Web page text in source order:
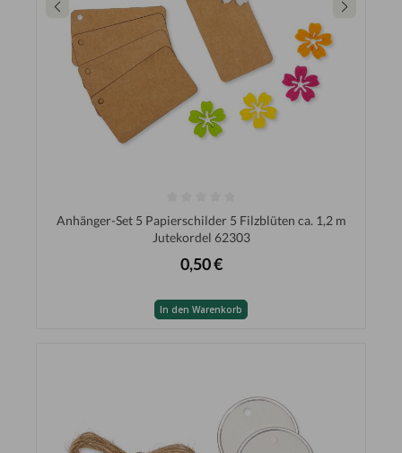
Anhänger-Set 5 Papierschilder 5 Filzblüten ca. 1,2 m
Jutekordel 62303
0,50 €
In den Warenkorb